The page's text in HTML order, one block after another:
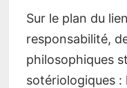
Sur le plan du
responsabilité,
philosophiques
sotériologiques :